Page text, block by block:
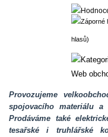
hlasů)
Web
Provozujeme
spojovacího materiálu a
Prodáváme také
tesařské i truhlářské